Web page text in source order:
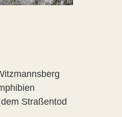
Straßentod